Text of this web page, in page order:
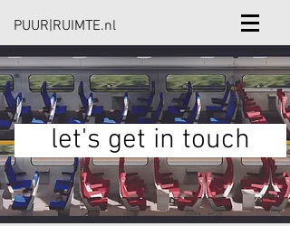
PUUR|RUIMTE.nl
let's get in touch